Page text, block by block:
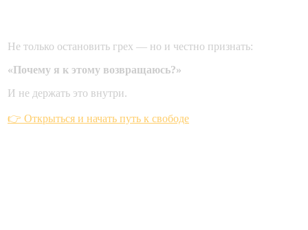
Не только остановить грех — но и честно признать:
«Почему я к этому возвращаюсь?»
И не держать это внутри.
👉 Открыться и начать путь к свободе